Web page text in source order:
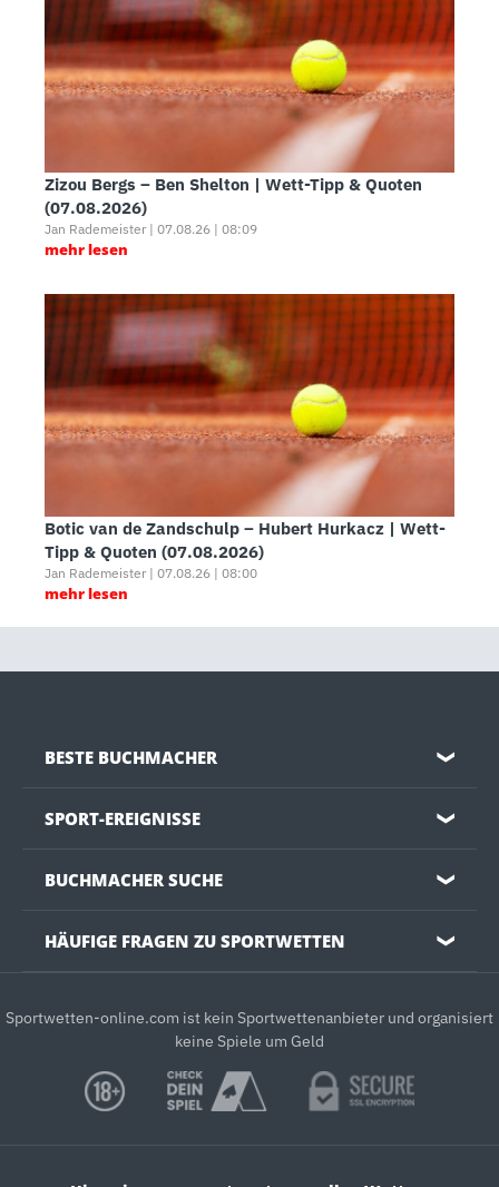
Zizou Bergs – Ben Shelton | Wett-Tipp & Quoten
(07.08.2026)
Jan Rademeister | 07.08.26 | 08:09
mehr lesen
Botic van de Zandschulp – Hubert Hurkacz | Wett-
Tipp & Quoten (07.08.2026)
Jan Rademeister | 07.08.26 | 08:00
mehr lesen
BESTE BUCHMACHER ❯
SPORT-EREIGNISSE ❯
BUCHMACHER SUCHE ❯
HÄUFIGE FRAGEN ZU SPORTWETTEN ❯
Sportwetten-online.com ist kein Sportwettenanbieter und organisiert
keine Spiele um Geld